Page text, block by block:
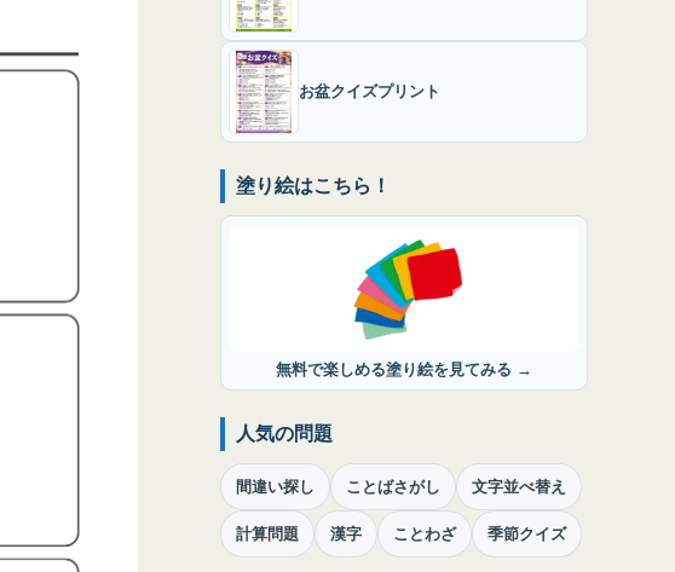
お盆クイズプリント
塗り絵はこちら！
無料で楽しめる塗り絵を見てみる →
人気の問題
間違い探し ことばさがし 文字並べ替え
計算問題 漢字 ことわざ 季節クイズ